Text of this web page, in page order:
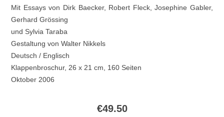
Mit Essays von Dirk Baecker, Robert Fleck, Josephine Gabler,
Gerhard Grössing
und Sylvia Taraba
Gestaltung von Walter Nikkels
Deutsch / Englisch
Klappenbroschur, 26 x 21 cm, 160 Seiten
Oktober 2006
€49.50